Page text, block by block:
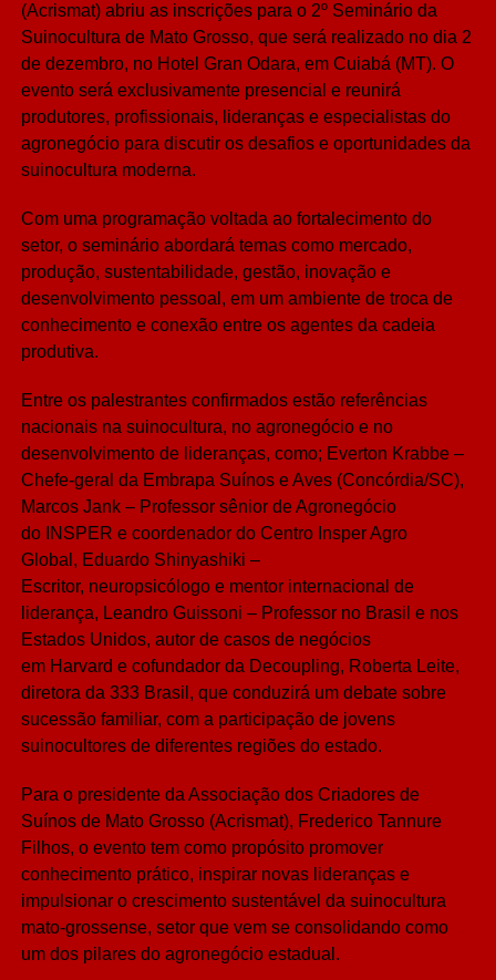
(Acrismat) abriu as inscrições para o 2º Seminário da
Suinocultura de Mato Grosso, que será realizado no dia 2
de dezembro, no Hotel Gran Odara, em Cuiabá (MT). O
evento será exclusivamente presencial e reunirá
produtores, profissionais, lideranças e especialistas do
agronegócio para discutir os desafios e oportunidades da
suinocultura moderna.
Com uma programação voltada ao fortalecimento do
setor, o seminário abordará temas como mercado,
produção, sustentabilidade, gestão, inovação e
desenvolvimento pessoal, em um ambiente de troca de
conhecimento e conexão entre os agentes da cadeia
produtiva.
Entre os palestrantes confirmados estão referências
nacionais na suinocultura, no agronegócio e no
desenvolvimento de lideranças, como; Everton Krabbe –
Chefe-geral da Embrapa Suínos e Aves (Concórdia/SC),
Marcos Jank – Professor sênior de Agronegócio
do INSPER e coordenador do Centro Insper Agro
Global, Eduardo Shinyashiki –
Escritor, neuropsicólogo e mentor internacional de
liderança, Leandro Guissoni – Professor no Brasil e nos
Estados Unidos, autor de casos de negócios
em Harvard e cofundador da Decoupling, Roberta Leite,
diretora da 333 Brasil, que conduzirá um debate sobre
sucessão familiar, com a participação de jovens
suinocultores de diferentes regiões do estado.
Para o presidente da Associação dos Criadores de
Suínos de Mato Grosso (Acrismat), Frederico Tannure
Filhos, o evento tem como propósito promover
conhecimento prático, inspirar novas lideranças e
impulsionar o crescimento sustentável da suinocultura
mato-grossense, setor que vem se consolidando como
um dos pilares do agronegócio estadual.